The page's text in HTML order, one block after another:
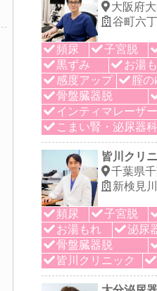
大阪府
谷町六
頻尿 子宮脱
黒ずみ
お湯
感度アップ
腟の
骨盤臓器脱
インティマレーザー
こまい腎・泌尿器
皆川クリ
千葉県
新検見
頻尿 子宮脱
お湯もれ
泌尿
骨盤臓器脱
皆川クリニック